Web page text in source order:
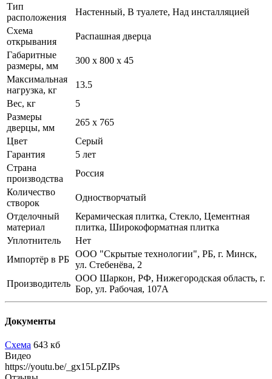
Тип
расположения
Настенный, В туалете, Над инсталляцией
Схема
открывания
Распашная дверца
Габаритные
размеры, мм
300 x 800 x 45
Максимальная
нагрузка, кг
13.5
Вес, кг
5
Размеры
дверцы, мм
265 х 765
Цвет
Серый
Гарантия
5 лет
Страна
производства
Россия
Количество
створок
Одностворчатый
Отделочный
материал
Керамическая плитка, Стекло, Цементная
плитка, Широкоформатная плитка
Уплотнитель
Нет
Импортёр в РБ
ООО "Скрытые технологии", РБ, г. Минск,
ул. Стебенёва, 2
Производитель
ООО Шаркон, РФ, Нижегородская область, г.
Бор, ул. Рабочая, 107А
Документы
Схема 643 кб
Видео
https://youtu.be/_gx15LpZIPs